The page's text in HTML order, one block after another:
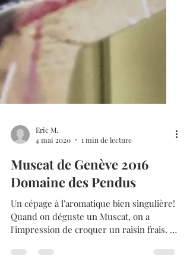
Eric M.
Muscat de Genève 2016
Domaine des Pendus
Un cépage à l’aromatique bien singulière!